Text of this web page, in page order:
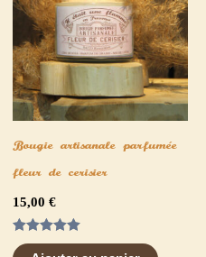
Bougie artisanale parfumée
fleur de cerisier
15,00 €
Note